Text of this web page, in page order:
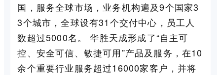
国，服务全球市场，业务机构遍及9个国家3
3个城市，全球设有31个交付中心，员工人
数超过5000名。 华胜天成形成了“自主可
控、安全可信、敏捷可用”产品及服务，在10
余个重要行业服务超过16000家客户，并将